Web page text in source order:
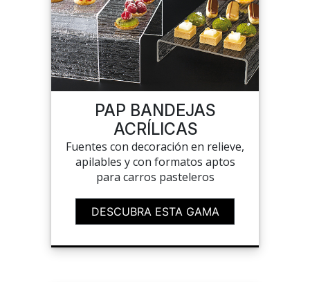
CUENTA
LISTAS DE DESEOS
CARRITO
CHEF'S LIST
PAP BANDEJAS
ACRÍLICAS
Fuentes con decoración en relieve,
apilables y con formatos aptos
para carros pasteleros
DESCUBRA ESTA GAMA